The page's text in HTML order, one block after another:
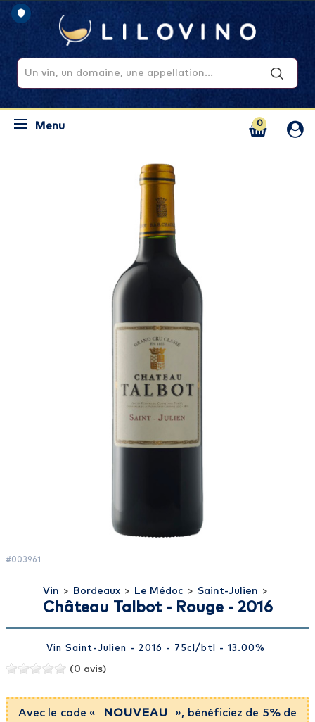
0
Menu
#003961
Vin > Bordeaux > Le Médoc > Saint-Julien >
Château Talbot - Rouge - 2016
Vin Saint-Julien - 2016 - 75cl /btl - 13.00%
(0 avis)
Avec le code « NOUVEAU
», bénéficiez de 5% de